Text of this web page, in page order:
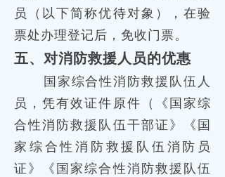
员（以下简称优待对象），在验
票处办理登记后，免收门票。
五、对消防救援人员的优惠
国家综合性消防救援队伍人
员，凭有效证件原件（《国家综
合性消防救援队伍干部证》《国
家综合性消防救援队伍消防员
证》《国家综合性消防救援队伍